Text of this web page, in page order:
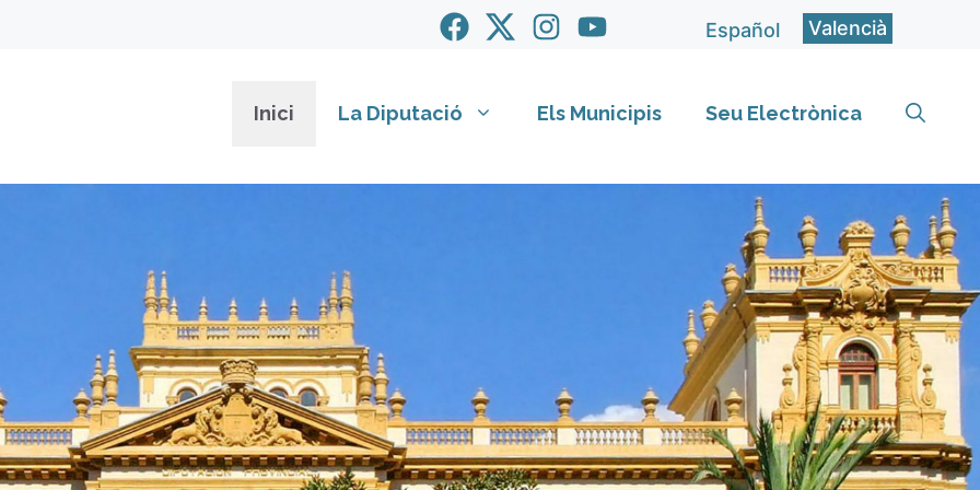
Español Valencià
Inici La Diputació Els Municipis Seu Electrònica